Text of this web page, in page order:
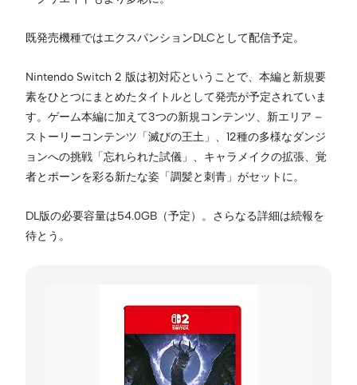
既発売機種ではエクスパンションDLCとして配信予定。
Nintendo Switch 2 版は初対応ということで、本編と新規要
素をひとつにまとめたタイトルとして発売が予定されていま
す。ゲーム本編に加えて3つの新規コンテンツ、新エリア –
ストーリーコンテンツ「滅びの王土」、12種の多様なダンジ
ョンへの挑戦「忘れられた試儀」、キャラメイクの拡張、覚
者とポーンを彩る新たな姿「調髪と刺青」がセットに。
DL版の必要容量は54.0GB（予定）。さらなる詳細は続報を
待とう。